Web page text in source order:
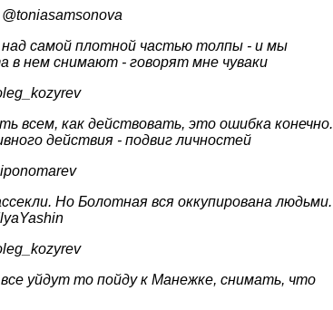
Tonia Samsonova ‏ @toniasamsonova
самой плотной частью толпы - и мы
в нем снимают - говорят мне чуваки
@oleg_kozyrev
всем, как действовать, это ошибка конечно.
действия - подвиг личностей
@iponomarev
Но Болотная вся оккупирована людьми.
@oleg_kozyrev
уйдут то пойду к Манежке, снимать, что